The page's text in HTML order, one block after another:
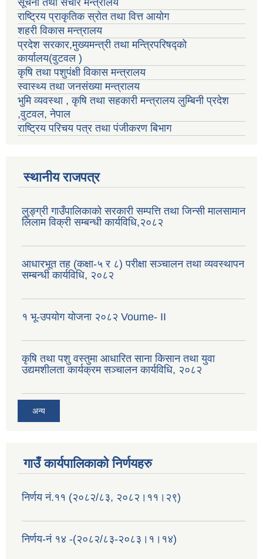
राष्ट्रिय प्राकृतिक स्रोत तथा वित्त आयोग
शहरी विकास मन्त्रालय
प्रदेश सरकार,मुख्यमन्त्री तथा मन्त्रिपरिषद्को
कार्यालय(वुटवल )
कृषि तथा पशुपंक्षी विकास मन्त्रालय
स्वास्थ्य तथा जनसंख्या मन्त्रालय
भुमि व्यवस्था , कृषि तथा सहकारी मन्त्रालय लुम्बिनी प्रदेश
,वुटवल, नेपाल
राष्ट्रिय परिचय पत्र तथा पंजीकरण बिभाग
स्थानीय राजपत्र
लुङ्ग्री गाउँपालिकाको सरकारी सम्पत्ति तथा जिन्सी मालसामान
लिलाम विक्री सम्बन्धी कार्यविधि,२०८२
आधारभूत तह (कक्षा-५ र ८) परीक्षा सञ्चालन तथा व्यवस्थापन
सम्बन्धी कार्यविधि, २०८२
१ भू-उपयोग योजना २०८२ Voume- II
कृषि तथा पशु वस्तुमा आधारित साना किसान तथा युवा
उद्यमशीलता कार्यक्रम सञ्चालन कार्यविधि, २०८२
अन्य
गाउँ कार्यपालिकाको निर्णयहरु
निर्णय नं.११ (२०८२/८३, २०८२।११।२९)
निर्णय-नं १४ -(२०८२/८३-२०८३।१।१४)